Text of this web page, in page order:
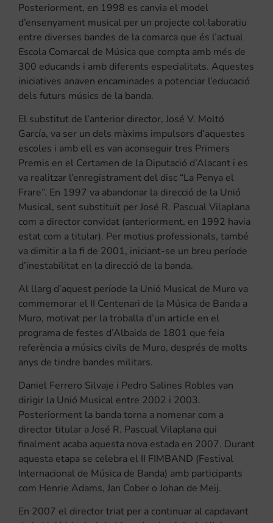
Posteriorment, en 1998 es canvia el model
d’ensenyament musical per un projecte col·laboratiu
entre diverses bandes de la comarca que és l’actual
Escola Comarcal de Música que compta amb més de
300 educands i amb diferents especialitats. Aquestes
iniciatives anaven encaminades a potenciar l’educació
dels futurs músics de la banda.
El substitut de l’anterior director, José V. Moltó
García, va ser un dels màxims impulsors d’aquestes
escoles i amb ell es van aconseguir tres Primers
Premis en el Certamen de la Diputació d’Alacant i es
va realitzar l’enregistrament del disc “La Penya el
Frare”. En 1997 va abandonar la direcció de la Unió
Musical, sent substituït per José R. Pascual Vilaplana
com a director convidat (anteriorment, en 1992 havia
estat com a titular). Per motius professionals, també
va dimitir a la fi de 2001, iniciant-se un breu període
d’inestabilitat en la direcció de la banda.
Al llarg d’aquest període la Unió Musical de Muro va
commemorar el II Centenari de la Música de Banda a
Muro, motivat per la troballa d’un article en el
programa de festes d’Albaida de 1801 que feia
referència a músics civils de Muro, després de molts
anys de tindre bandes militars.
Daniel Ferrero Silvaje i Pedro Salines Robles van
dirigir la Unió Musical entre 2002 i 2003.
Posteriorment la banda torna a nomenar com a
director titular a José R. Pascual Vilaplana qui
finalment acaba aquesta nova estada en 2007. Durant
aquesta etapa se celebra el II FIMBAND (Festival
Internacional de Música de Banda) amb participants
com Henrie Adams, Jan Cober o Johan de Meij.
En 2007 el director triat per a continuar al capdavant